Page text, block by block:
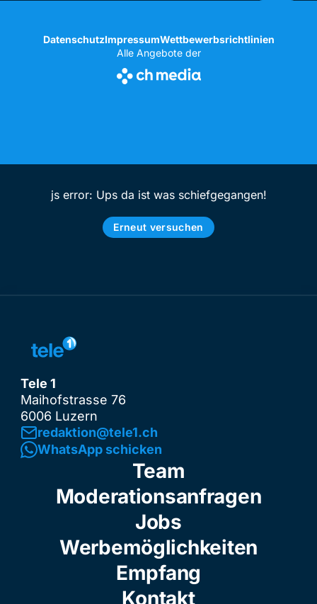
DatenschutzImpressumWettbewerbsrichtlinien
Alle Angebote der
js error: Ups da ist was schiefgegangen!
Erneut versuchen
Tele 1
Maihofstrasse 76
6006 Luzern
redaktion@tele1.ch
WhatsApp schicken
Team
Moderationsanfragen
Jobs
Werbemöglichkeiten
Empfang
Kontakt